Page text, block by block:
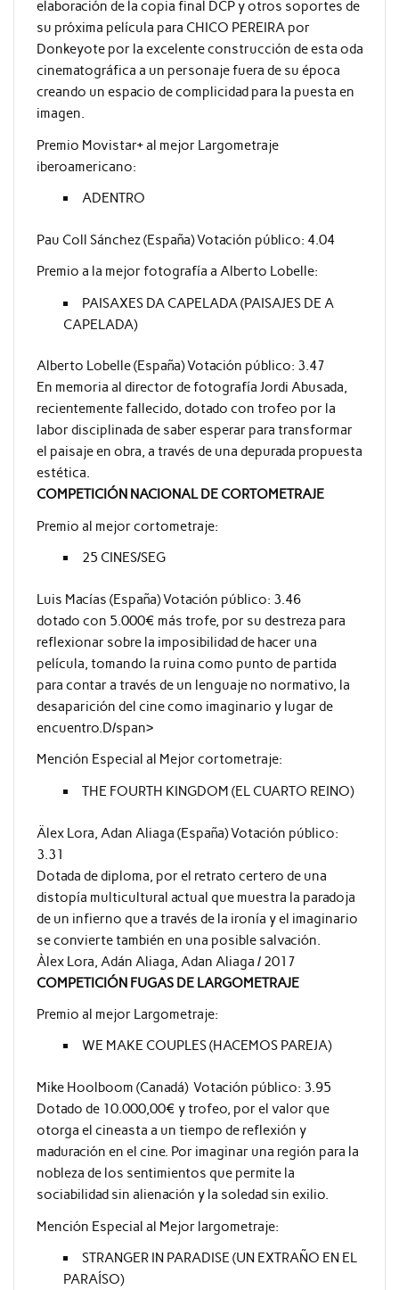
elaboración de la copia final DCP y otros soportes de
su próxima película para CHICO PEREIRA por
Donkeyote por la excelente construcción de esta oda
cinematográfica a un personaje fuera de su época
creando un espacio de complicidad para la puesta en
imagen.
Premio Movistar+ al mejor Largometraje
iberoamericano:
ADENTRO
Pau Coll Sánchez (España) Votación público: 4.04
Premio a la mejor fotografía a Alberto Lobelle:
PAISAXES DA CAPELADA (PAISAJES DE A
CAPELADA)
Alberto Lobelle (España) Votación público: 3.47
En memoria al director de fotografía Jordi Abusada,
recientemente fallecido, dotado con trofeo por la
labor disciplinada de saber esperar para transformar
el paisaje en obra, a través de una depurada propuesta
estética.
COMPETICIÓN NACIONAL DE CORTOMETRAJE
Premio al mejor cortometraje:
25 CINES/SEG
Luis Macías (España) Votación público: 3.46
dotado con 5.000€ más trofe, por su destreza para
reflexionar sobre la imposibilidad de hacer una
película, tomando la ruina como punto de partida
para contar a través de un lenguaje no normativo, la
desaparición del cine como imaginario y lugar de
encuentro.D/span>
Mención Especial al Mejor cortometraje:
THE FOURTH KINGDOM (EL CUARTO REINO)
Älex Lora, Adan Aliaga (España) Votación público:
3.31
Dotada de diploma, por el retrato certero de una
distopía multicultural actual que muestra la paradoja
de un infierno que a través de la ironía y el imaginario
se convierte también en una posible salvación.
Àlex Lora, Adán Aliaga, Adan Aliaga / 2017
COMPETICIÓN FUGAS DE LARGOMETRAJE
Premio al mejor Largometraje:
WE MAKE COUPLES (HACEMOS PAREJA)
Mike Hoolboom (Canadá) Votación público: 3.95
Dotado de 10.000,00€ y trofeo, por el valor que
otorga el cineasta a un tiempo de reflexión y
maduración en el cine. Por imaginar una región para la
nobleza de los sentimientos que permite la
sociabilidad sin alienación y la soledad sin exilio.
Mención Especial al Mejor largometraje:
STRANGER IN PARADISE (UN EXTRAÑO EN EL
PARAÍSO)